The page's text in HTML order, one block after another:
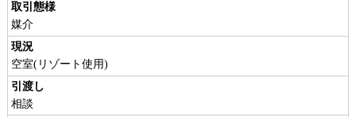
取引態様
媒介
現況
空室(リゾート使用)
引渡し
相談